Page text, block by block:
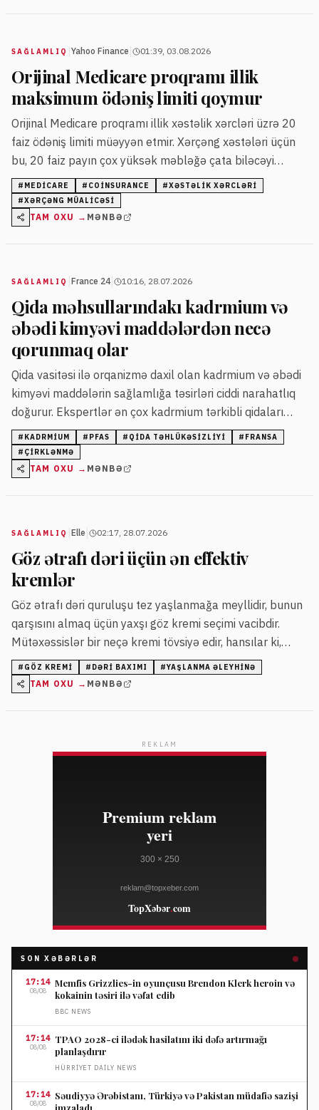
SAĞLAMLIQ Yahoo Finance 01:39, 03.08.2026
Orijinal Medicare proqramı illik
maksimum ödəniş limiti qoymur
Orijinal Medicare proqramı illik xəstəlik xərcləri üzrə 20
faiz ödəniş limiti müəyyən etmir. Xərçəng xəstələri üçün
bu, 20 faiz payın çox yüksək məbləğə çata biləcəyi
anlamına gəlir, Medigap planı G isə bu riski aradan
qaldırır.
# MEDICARE # COINSURANCE #XƏSTƏLIK XƏRCLƏRI
#XƏRÇƏNG MÜALICƏSI
TAM OXU → MƏNBƏ
SAĞLAMLIQ France 24| 10:16, 28.07.2026
Qida məhsullarındakı kadrmium və
əbədi kimyəvi maddələrdən necə
qorunmaq olar
Qida vasitəsi ilə orqanizmə daxil olan kadrmium və əbədi
kimyəvi maddələrin sağlamlığa təsirləri ciddi narahatlıq
doğurur. Ekspertlər ən çox kadrmium tərkibli qidaları
azaltmaq və pəhrizdə müxtəlifliyə üstünlük verməyi
tövsiyə edir.
# KADRMIUM # PFAS # QIDA TƏHLÜKƏSIZLIYI # FRANSA
# ÇIRKLƏNMƏ
TAM OXU → MƏNBƏ
SAĞLAMLIQ Elle 02:17, 28.07.2026
Göz ətrafı dəri üçün ən effektiv
kremlər
Göz ətrafı dəri quruluşu tez yaşlanmağa meyllidir, bunun
qarşısını almaq üçün yaxşı göz kremi seçimi vacibdir.
Mütəxəssislər bir neçə kremi tövsiyə edir, hansılar ki,
kollagen və elastin istehsalını stimullaşdırır, incə xətləri
azaldır və dərini möhkəmləndirir.
# GÖZ KREMI # DƏRI BAXIMI #YAŞLANMA ƏLEYHINƏ
TAM OXU → MƏNBƏ
REKLAM
SON XƏBƏRLƏR
17:14
08/08
Memfis Grizzlies-in oyunçusu Brendon Klerk heroin və
kokainin təsiri ilə vəfat edib
BBC NEWS
17:14
08/08
TPAO 2028-ci ilədək hasilatını iki dəfə artırmağı
planlaşdırır
HÜRRIYET DAILY NEWS
17:14
08/08
Səudiyyə Ərəbistanı, Türkiyə və Pakistan müdafiə sazişi
imzaladı